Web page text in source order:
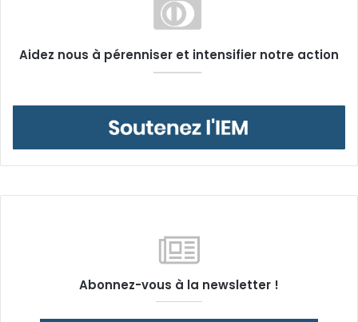
Aidez nous à pérenniser et intensifier notre action
Abonnez-vous à la newsletter !